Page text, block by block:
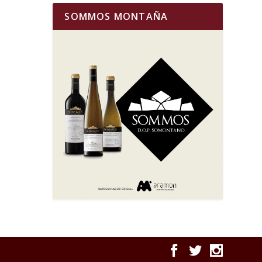
SOMMOS MONTAÑA